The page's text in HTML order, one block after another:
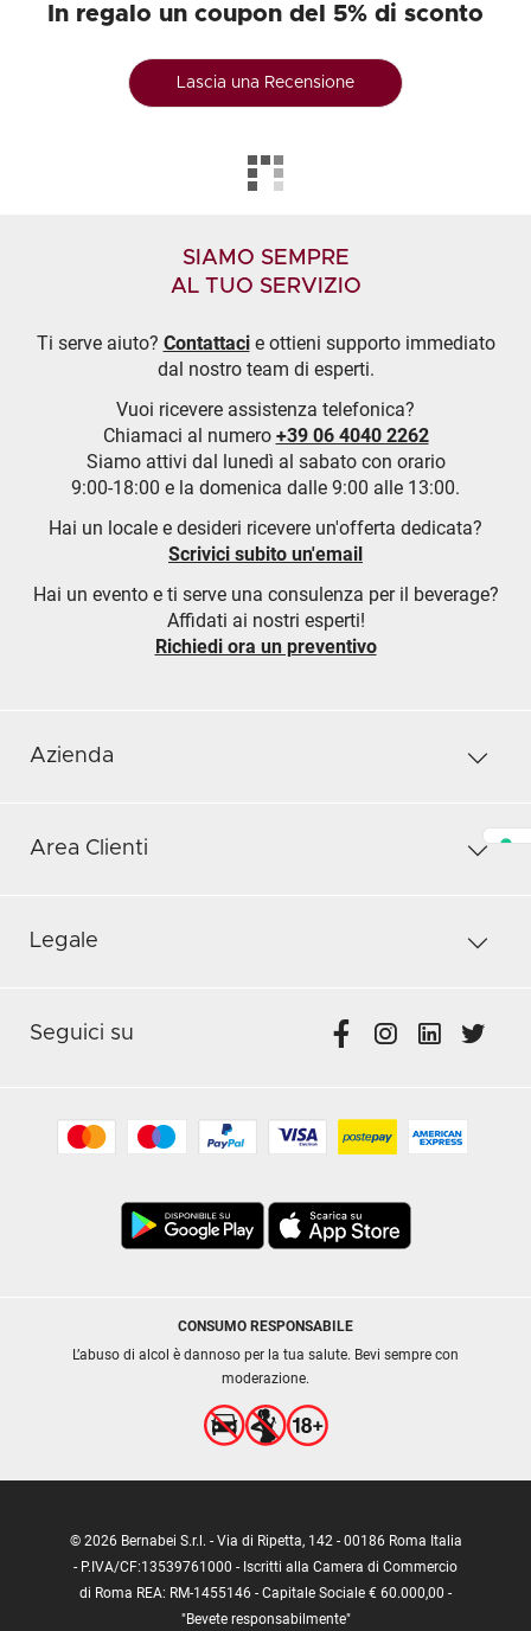
In regalo un coupon del 5% di sconto
Lascia una Recensione
SIAMO SEMPRE
AL TUO SERVIZIO
Ti serve aiuto? Contattacie ottieni supporto immediato
dal nostro team di esperti.
Vuoi ricevere assistenza telefonica?
Chiamaci al numero +39 06 4040 2262
Siamo attivi dal lunedì al sabato con orario
9:00-18:00 e la domenica dalle 9:00 alle 13:00.
Hai un locale e desideri ricevere un'offerta dedicata?
Scrivici subito un'email
Hai un evento e ti serve una consulenza per il beverage?
Affidati ai nostri esperti!
Richiedi ora un preventivo
Azienda
Area Clienti
Legale
Seguici su
CONSUMO RESPONSABILE
L’abuso di alcol è dannoso per la tua salute. Bevi sempre con
moderazione.
© 2026 Bernabei S.r.l. - Via di Ripetta, 142 - 00186 Roma Italia
- P.IVA/CF:13539761000 - Iscritti alla Camera di Commercio
di Roma REA: RM-1455146 - Capitale Sociale € 60.000,00 -
"Bevete responsabilmente"